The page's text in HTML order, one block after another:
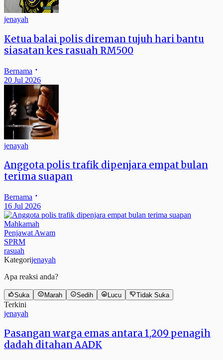
jenayah
Ketua balai polis direman tujuh hari bantu
siasatan kes rasuah RM500
Bernama
20 Jul 2026
jenayah
Anggota polis trafik dipenjara empat bulan
terima suapan
Bernama
16 Jul 2026
Mahkamah
Penjawat Awam
SPRM
rasuah
Kategorijenayah
Apa reaksi anda?
Suka Marah Sedih Lucu Tidak Suka
Terkini
jenayah
Pasangan warga emas antara 1,209 penagih
dadah ditahan AADK